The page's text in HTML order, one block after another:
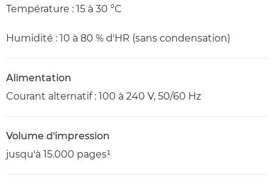
Température : 15 à 30 °C
Humidité : 10 à 80 % d'HR (sans condensation)
Alimentation
Courant alternatif : 100 à 240 V, 50/60 Hz
Volume d'impression
jusqu'à 15.000 pages¹